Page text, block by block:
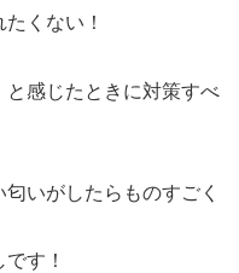
くない！
と感じたときに対策すべ
いがしたらものすごく
す！